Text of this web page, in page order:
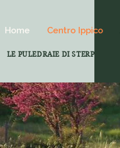
LE PULEDRAIE DI STERPETI
Home Centro Ippico